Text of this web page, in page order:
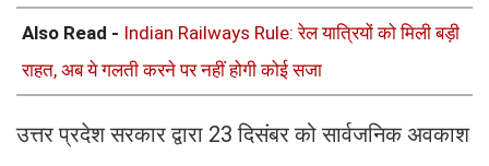
Also Read - Indian Railways Rule: रेल यात्रियों को मिली बड़ी
राहत, अब ये गलती करने पर नहीं होगी कोई सजा
उत्तर प्रदेश सरकार द्वारा 23 दिसंबर को सार्वजनिक अवकाश